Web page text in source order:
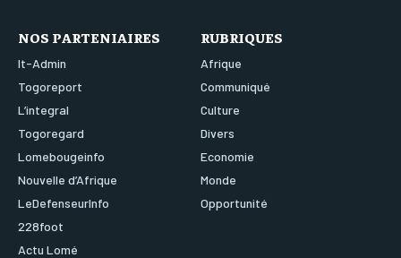
NOS PARTENIAIRES
It-Admin
Togoreport
L’integral
Togoregard
Lomebougeinfo
Nouvelle d’Afrique
LeDefenseurInfo
228foot
Actu Lomé
RUBRIQUES
Afrique
Communiqué
Culture
Divers
Economie
Monde
Opportunité